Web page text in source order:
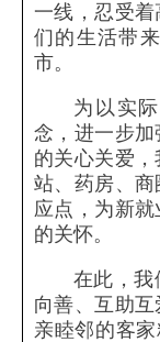
一线，忍受
们的生活带
市。
为以实
念，进一步
的关心关爱
站、药房、
应点，为新
的关怀。
在此，我
向善、互助
亲睦邻的客